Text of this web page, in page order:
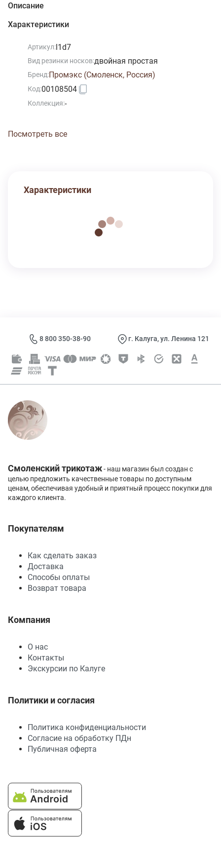
Описание
Характеристики
Артикул:l1d7
Вид резинки носков:двойная простая
Бренд:Промэкс (Смоленск, Россия)
Код:00108504
Коллекция:-
Посмотреть все
Характеристики
8 800 350-38-90 г. Калуга, ул. Ленина 121
Смоленский трикотаж- наш магазин был создан с
целью предложить качественные товары по доступным
ценам, обеспечивая удобный и приятный процесс покупки для
каждого клиента.
Покупателям
Как сделать заказ
Доставка
Способы оплаты
Возврат товара
Компания
О нас
Контакты
Экскурсии по Калуге
Политики и согласия
Политика конфиденциальности
Согласие на обработку ПДн
Публичная оферта